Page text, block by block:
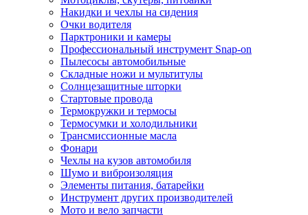
Накидки и чехлы на сидения
Очки водителя
Парктроники и камеры
Профессиональный инструмент Snap-on
Пылесосы автомобильные
Складные ножи и мультитулы
Солнцезащитные шторки
Стартовые провода
Термокружки и термосы
Термосумки и холодильники
Трансмиссионные масла
Фонари
Чехлы на кузов автомобиля
Шумо и виброизоляция
Элементы питания, батарейки
Инструмент других производителей
Мото и вело запчасти